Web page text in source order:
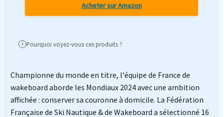
Acheter sur Amazon
i Pourquoi voyez-vous ces produits ?
Championne du monde en titre, l'équipe de France de
wakeboard aborde les Mondiaux 2024 avec une ambition
affichée : conserver sa couronne à domicile. La Fédération
Française de Ski Nautique & de Wakeboard a sélectionné 16